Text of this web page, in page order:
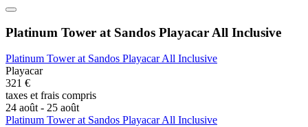
Platinum Tower at Sandos Playacar All Inclusive
Platinum Tower at Sandos Playacar All Inclusive
Playacar
321 €
taxes et frais compris
24 août - 25 août
Platinum Tower at Sandos Playacar All Inclusive